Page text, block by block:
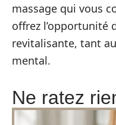
massage qui vous
offrez l’opportunité
revitalisante, tant
mental.
Ne ratez